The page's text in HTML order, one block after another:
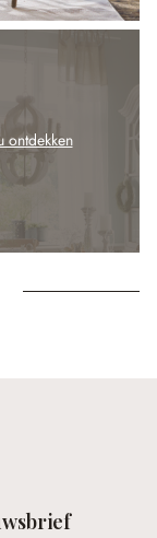
ontdekken